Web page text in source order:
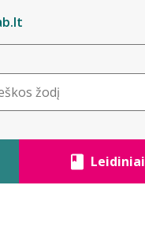
Leidiniai